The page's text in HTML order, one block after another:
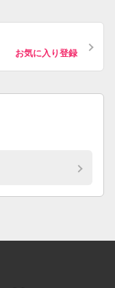
お気に入り登録